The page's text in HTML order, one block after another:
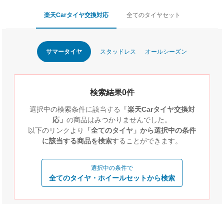
楽天Carタイヤ交換対応 全てのタイヤセット
サマータイヤ スタッドレス オールシーズン
検索結果0件
選択中の検索条件に該当する 「楽天Carタイヤ交換対
応」 の商品はみつかりませんでした。
以下のリンクより
「全てのタイヤ」から選択中の条件
に該当する商品を検索することができます。
選択中の条件で
全てのタイヤ・ホイールセットから検索